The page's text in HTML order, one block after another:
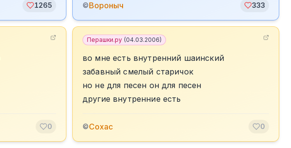
1265 ©Вороныч 333
0
Перашки.ру (04.03.2006)
во мне есть внутренний шаинский
забавный смелый старичок
но не для песен он для песен
другие внутренние есть
©Сохас 0